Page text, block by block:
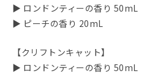
▶ ロンドンティーの香り 50mL
▶ ピーチの香り 20mL
【クリフトンキャット】
▶ ロンドンティーの香り 50mL